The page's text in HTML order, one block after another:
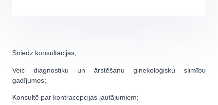
Sniedz konsultācijas;
Veic diagnostiku un ārstēšanu ginekoloģisku slimību
gadījumos;
Konsultē par kontracepcijas jautājumiem;